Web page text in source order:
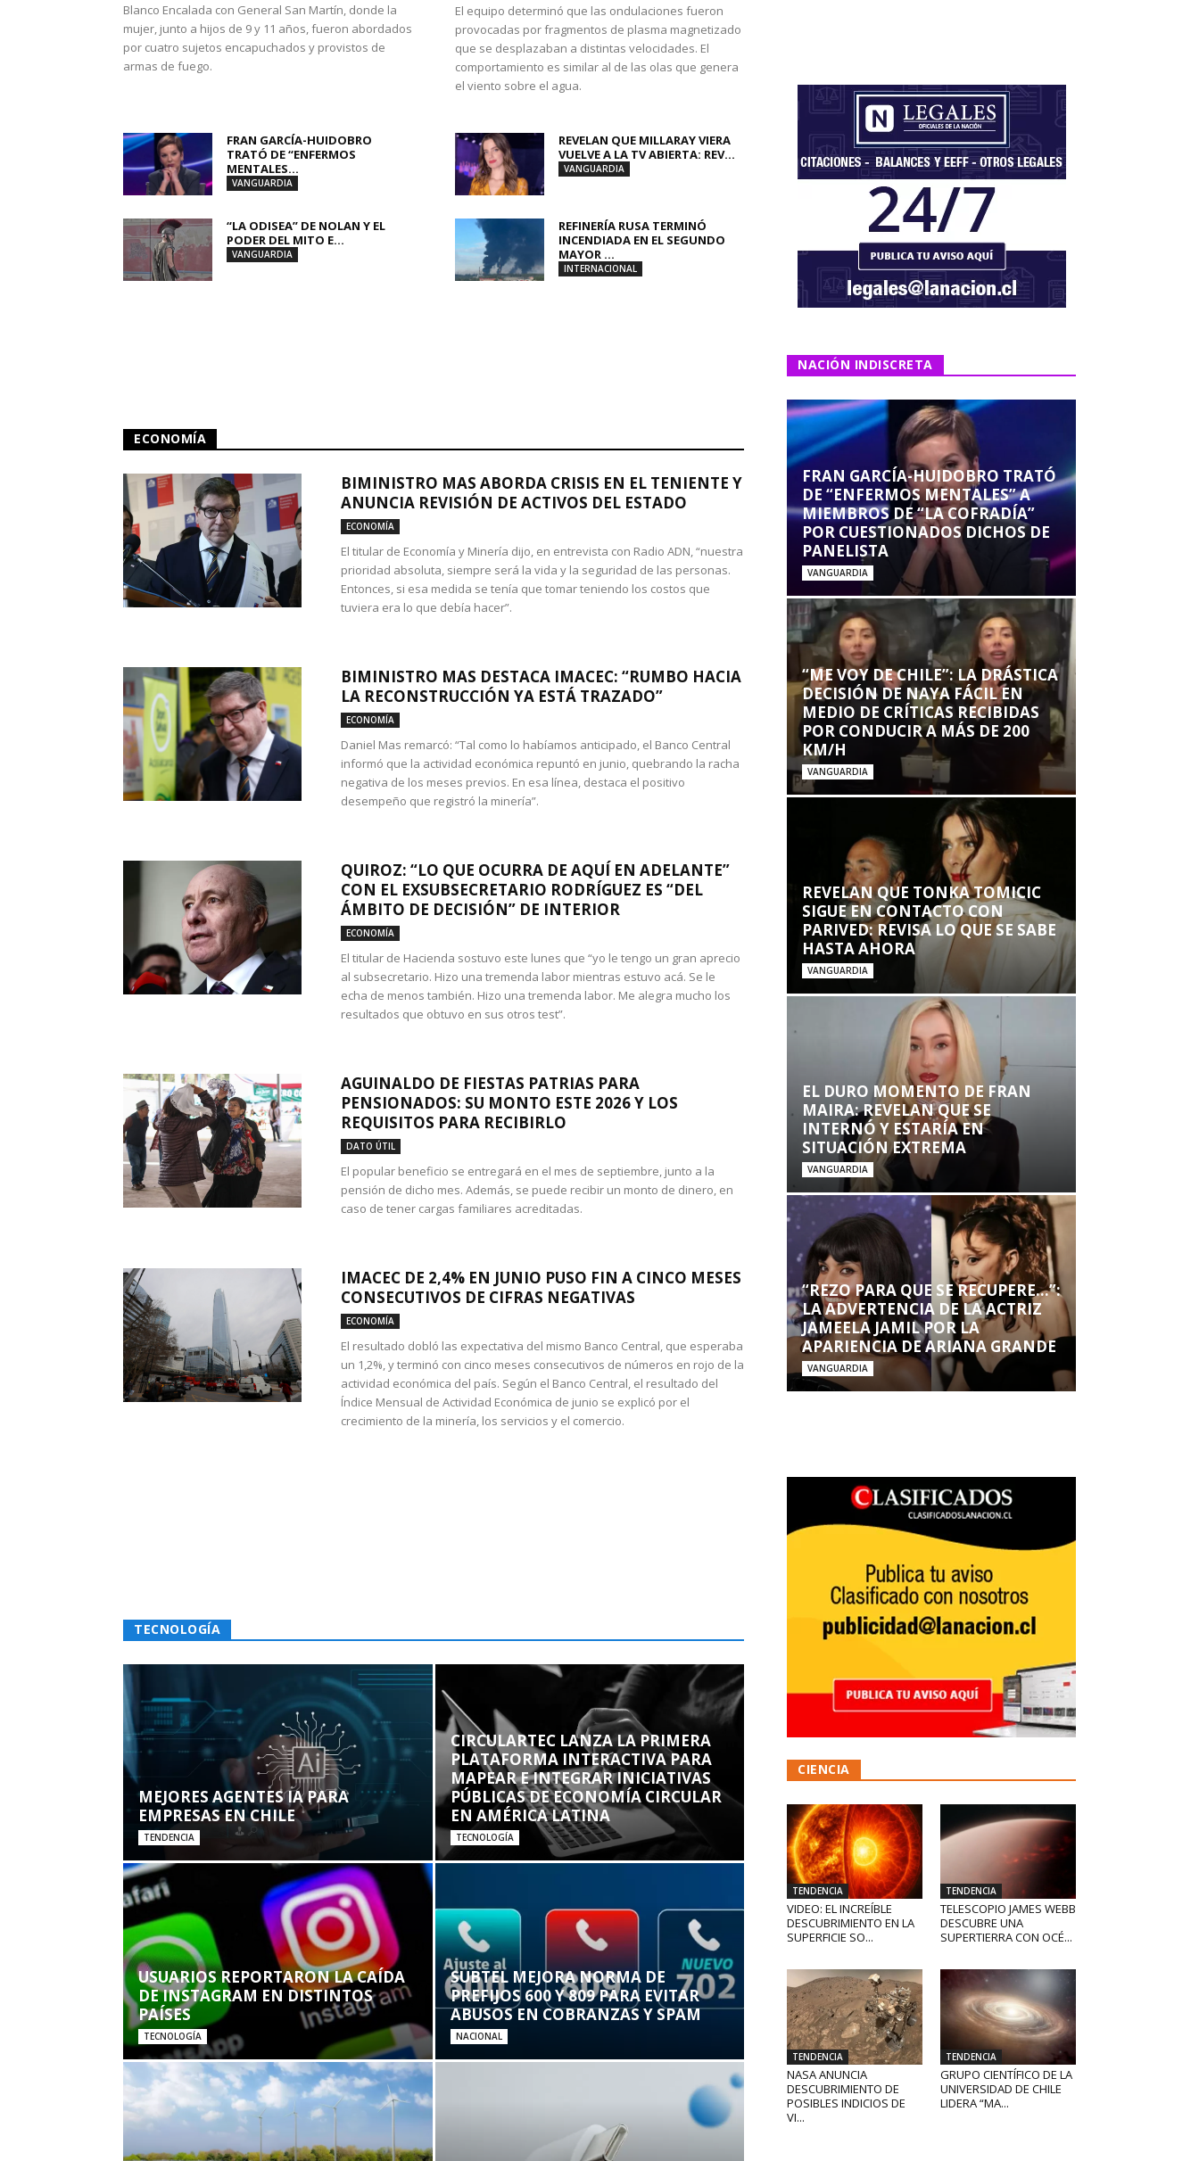
Blanco Encalada con General San Martín, donde la
mujer, junto a hijos de 9 y 11 años, fueron abordados
por cuatro sujetos encapuchados y provistos de
armas de fuego.
El equipo determinó que las ondulaciones fueron
provocadas por fragmentos de plasma magnetizado
que se desplazaban a distintas velocidades. El
comportamiento es similar al de las olas que genera
el viento sobre el agua.
FRAN GARCÍA-HUIDOBRO
TRATÓ DE “ENFERMOS
MENTALES...
VANGUARDIA
REVELAN QUE MILLARAY VIERA
VUELVE A LA TV ABIERTA: REV...
VANGUARDIA
“LA ODISEA” DE NOLAN Y EL
PODER DEL MITO E...
VANGUARDIA
REFINERÍA RUSA TERMINÓ
INCENDIADA EN EL SEGUNDO
MAYOR ...
INTERNACIONAL
ECONOMÍA
BIMINISTRO MAS ABORDA CRISIS EN EL TENIENTE Y
ANUNCIA REVISIÓN DE ACTIVOS DEL ESTADO
ECONOMÍA
El titular de Economía y Minería dijo, en entrevista con Radio ADN, “nuestra
prioridad absoluta, siempre será la vida y la seguridad de las personas.
Entonces, si esa medida se tenía que tomar teniendo los costos que
tuviera era lo que debía hacer”.
BIMINISTRO MAS DESTACA IMACEC: “RUMBO HACIA
LA RECONSTRUCCIÓN YA ESTÁ TRAZADO”
ECONOMÍA
Daniel Mas remarcó: “Tal como lo habíamos anticipado, el Banco Central
informó que la actividad económica repuntó en junio, quebrando la racha
negativa de los meses previos. En esa línea, destaca el positivo
desempeño que registró la minería”.
QUIROZ: “LO QUE OCURRA DE AQUÍ EN ADELANTE”
CON EL EXSUBSECRETARIO RODRÍGUEZ ES “DEL
ÁMBITO DE DECISIÓN” DE INTERIOR
ECONOMÍA
El titular de Hacienda sostuvo este lunes que “yo le tengo un gran aprecio
al subsecretario. Hizo una tremenda labor mientras estuvo acá. Se le
echa de menos también. Hizo una tremenda labor. Me alegra mucho los
resultados que obtuvo en sus otros test”.
AGUINALDO DE FIESTAS PATRIAS PARA
PENSIONADOS: SU MONTO ESTE 2026 Y LOS
REQUISITOS PARA RECIBIRLO
DATO ÚTIL
El popular beneficio se entregará en el mes de septiembre, junto a la
pensión de dicho mes. Además, se puede recibir un monto de dinero, en
caso de tener cargas familiares acreditadas.
IMACEC DE 2,4% EN JUNIO PUSO FIN A CINCO MESES
CONSECUTIVOS DE CIFRAS NEGATIVAS
ECONOMÍA
El resultado dobló las expectativa del mismo Banco Central, que esperaba
un 1,2%, y terminó con cinco meses consecutivos de números en rojo de la
actividad económica del país. Según el Banco Central, el resultado del
Índice Mensual de Actividad Económica de junio se explicó por el
crecimiento de la minería, los servicios y el comercio.
TECNOLOGÍA
MEJORES AGENTES IA PARA
EMPRESAS EN CHILE
TENDENCIA
CIRCULARTEC LANZA LA PRIMERA
PLATAFORMA INTERACTIVA PARA
MAPEAR E INTEGRAR INICIATIVAS
PÚBLICAS DE ECONOMÍA CIRCULAR
EN AMÉRICA LATINA
TECNOLOGÍA
USUARIOS REPORTARON LA CAÍDA
DE INSTAGRAM EN DISTINTOS
PAÍSES
TECNOLOGÍA
SUBTEL MEJORA NORMA DE
PREFIJOS 600 Y 809 PARA EVITAR
ABUSOS EN COBRANZAS Y SPAM
NACIONAL
NACIÓN INDISCRETA
FRAN GARCÍA-HUIDOBRO TRATÓ
DE “ENFERMOS MENTALES” A
MIEMBROS DE “LA COFRADÍA”
POR CUESTIONADOS DICHOS DE
PANELISTA
VANGUARDIA
“ME VOY DE CHILE”: LA DRÁSTICA
DECISIÓN DE NAYA FÁCIL EN
MEDIO DE CRÍTICAS RECIBIDAS
POR CONDUCIR A MÁS DE 200
KM/H
VANGUARDIA
REVELAN QUE TONKA TOMICIC
SIGUE EN CONTACTO CON
PARIVED: REVISA LO QUE SE SABE
HASTA AHORA
VANGUARDIA
EL DURO MOMENTO DE FRAN
MAIRA: REVELAN QUE SE
INTERNÓ Y ESTARÍA EN
SITUACIÓN EXTREMA
VANGUARDIA
“REZO PARA QUE SE RECUPERE…”:
LA ADVERTENCIA DE LA ACTRIZ
JAMEELA JAMIL POR LA
APARIENCIA DE ARIANA GRANDE
VANGUARDIA
CIENCIA
TENDENCIA
VIDEO: EL INCREÍBLE
DESCUBRIMIENTO EN LA
SUPERFICIE SO...
TENDENCIA
TELESCOPIO JAMES WEBB
DESCUBRE UNA
SUPERTIERRA CON OCÉ...
TENDENCIA
NASA ANUNCIA
DESCUBRIMIENTO DE
POSIBLES INDICIOS DE
VI...
TENDENCIA
GRUPO CIENTÍFICO DE LA
UNIVERSIDAD DE CHILE
LIDERA “MA...